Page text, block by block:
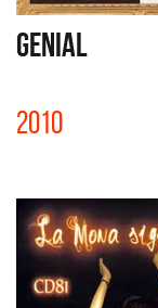
GENIAL
2010